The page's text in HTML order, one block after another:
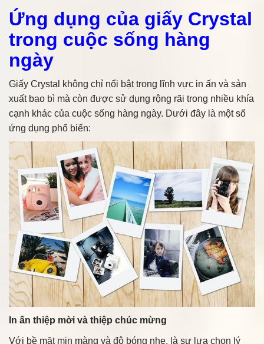
Ứng dụng của giấy Crystal
trong cuộc sống hàng
ngày
Giấy Crystal không chỉ nổi bật trong lĩnh vực in ấn và sản
xuất bao bì mà còn được sử dụng rộng rãi trong nhiều khía
cạnh khác của cuộc sống hàng ngày. Dưới đây là một số
ứng dụng phổ biến:
In ấn thiệp mời và thiệp chúc mừng
Với bề mặt mịn màng và độ bóng nhẹ, là sự lựa chọn lý